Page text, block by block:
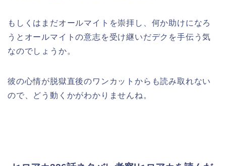
もしくはまだオールマイトを崇拝し、何か助けになろ
うとオールマイトの意志を受け継いだデクを手伝う気
なのでしょうか。
彼の心情が脱獄直後のワンカットからも読み取れない
ので、どう動くかがわかりませんね。